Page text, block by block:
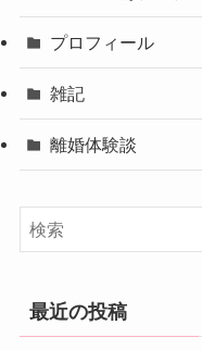
プロフィール
雑記
離婚体験談
最近の投稿